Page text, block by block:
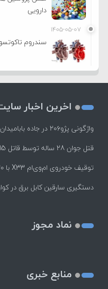
دارویی
۱۴۰۵-۰۵-۰۷
سندروم
اخرین اخبار
واژگونی پژو۲۰۶ در جاده بابامیدان- نورآباد با ۳ مصدوم
قتل جوان 28 ساله توسط قاتل 15 ساله در کازرون
توقیف خودروی ام‌وی‌ام X33 با ۱۳۰ میلیون ریال خلافی در سروستان
دستگیری سارقین کابل برق در کوار
نماد مجوز
منابع خبری